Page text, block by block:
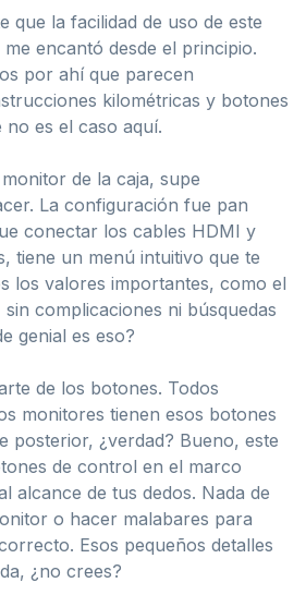
que la facilidad de uso de este
encantó desde el principio.
por ahí que parecen
kilométricas y botones
es el caso aquí.
de la caja, supe
La configuración fue pan
conectar los cables HDMI y
tiene un menú intuitivo que te
los valores importantes, como el
complicaciones ni búsquedas
genial es eso?
de los botones. Todos
monitores tienen esos botones
posterior, ¿verdad? Bueno, este
de control en el marco
alcance de tus dedos. Nada de
o hacer malabares para
Esos pequeños detalles
¿no crees?